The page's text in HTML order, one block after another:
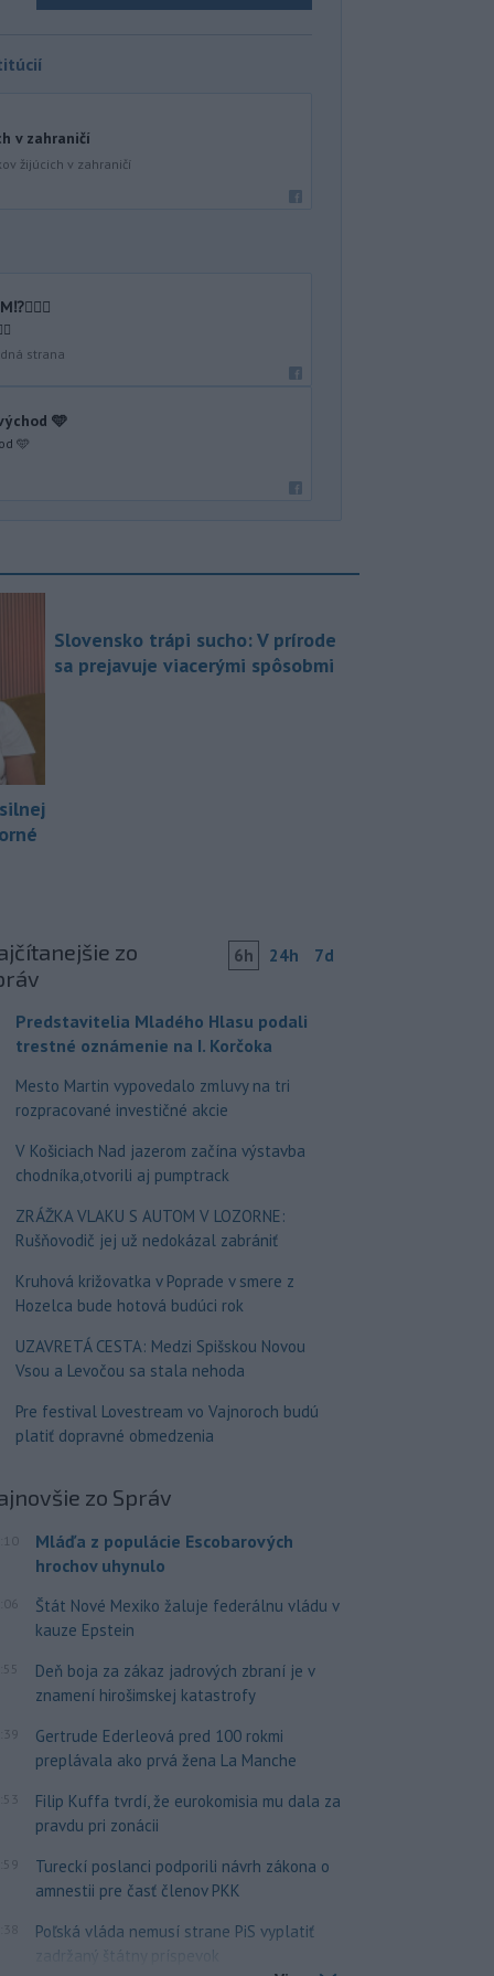
v zahraničí
žijúcich v zahraničí
strana
🩵
🩵
Slovensko trápi sucho: V prírode
sa prejavuje viacerými spôsobmi
zo
6h 24h 7d
Predstavitelia Mladého Hlasu podali
trestné oznámenie na I. Korčoka
Mesto Martin vypovedalo zmluvy na tri
rozpracované investičné akcie
V Košiciach Nad jazerom začína výstavba
chodníka,otvorili aj pumptrack
ZRÁŽKA VLAKU S AUTOM V LOZORNE:
Rušňovodič jej už nedokázal zabrániť
Kruhová križovatka v Poprade v smere z
Hozelca bude hotová budúci rok
UZAVRETÁ CESTA: Medzi Spišskou Novou
Vsou a Levočou sa stala nehoda
Pre festival Lovestream vo Vajnoroch budú
platiť dopravné obmedzenia
zo Správ
Mláďa z populácie Escobarových
hrochov uhynulo
Štát Nové Mexiko žaluje federálnu vládu v
kauze Epstein
Deň boja za zákaz jadrových zbraní je v
znamení hirošimskej katastrofy
Gertrude Ederleová pred 100 rokmi
preplávala ako prvá žena La Manche
Filip Kuffa tvrdí, že eurokomisia mu dala za
pravdu pri zonácii
Tureckí poslanci podporili návrh zákona o
amnestii pre časť členov PKK
Poľská vláda nemusí strane PiS vyplatiť
zadržaný štátny príspevok